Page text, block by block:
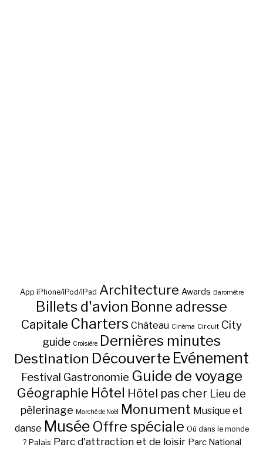
App iPhone/iPod/iPad Architecture Awards Baromètre
Billets d'avion Bonne adresse
Capitale Charters Château Cinéma Circuit City
guide Croisière Dernières minutes
Destination Découverte Evénement
Festival Gastronomie Guide de voyage
Géographie Hôtel Hôtel pas cher Lieu de
pèlerinage Marché de Noël Monument Musique et
danse Musée Offre spéciale Où dans le monde
? Palais Parc d'attraction et de loisir Parc National